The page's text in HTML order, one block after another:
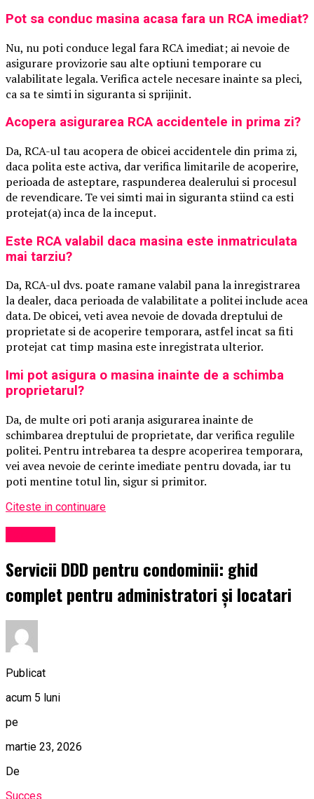
Pot sa conduc masina acasa fara un RCA imediat?
Nu, nu poti conduce legal fara RCA imediat; ai nevoie de
asigurare provizorie sau alte optiuni temporare cu
valabilitate legala. Verifica actele necesare inainte sa pleci,
ca sa te simti in siguranta si sprijinit.
Acopera asigurarea RCA accidentele in prima zi?
Da, RCA-ul tau acopera de obicei accidentele din prima zi,
daca polita este activa, dar verifica limitarile de acoperire,
perioada de asteptare, raspunderea dealerului si procesul
de revendicare. Te vei simti mai in siguranta stiind ca esti
protejat(a) inca de la inceput.
Este RCA valabil daca masina este inmatriculata
mai tarziu?
Da, RCA-ul dvs. poate ramane valabil pana la inregistrarea
la dealer, daca perioada de valabilitate a politei include acea
data. De obicei, veti avea nevoie de dovada dreptului de
proprietate si de acoperire temporara, astfel incat sa fiti
protejat cat timp masina este inregistrata ulterior.
Imi pot asigura o masina inainte de a schimba
proprietarul?
Da, de multe ori poti aranja asigurarea inainte de
schimbarea dreptului de proprietate, dar verifica regulile
politei. Pentru intrebarea ta despre acoperirea temporara,
vei avea nevoie de cerinte imediate pentru dovada, iar tu
poti mentine totul lin, sigur si primitor.
Citeste in continuare
Servicii DDD pentru condominii: ghid
complet pentru administratori și locatari
Publicat
acum 5 luni
pe
martie 23, 2026
De
Succes